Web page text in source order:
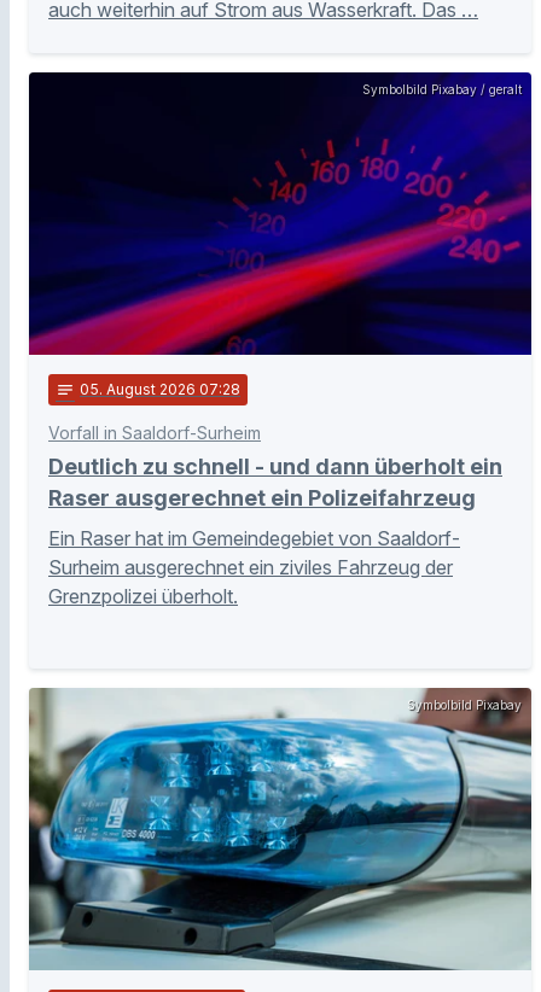
auch weiterhin auf Strom aus Wasserkraft. Das …
Symbolbild Pixabay / geralt
notes 05. August 2026 07:28
Vorfall in Saaldorf-Surheim
Deutlich zu schnell - und dann überholt ein
Raser ausgerechnet ein Polizeifahrzeug
Ein Raser hat im Gemeindegebiet von Saaldorf-
Surheim ausgerechnet ein ziviles Fahrzeug der
Grenzpolizei überholt.
Symbolbild Pixabay